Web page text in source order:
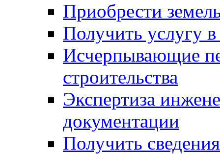
Приобрести
Получить услугу в
Исчерпывающие
строительства
Экспертиза
документации
Получить